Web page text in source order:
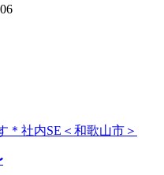
＊社内SE＜和歌山市＞